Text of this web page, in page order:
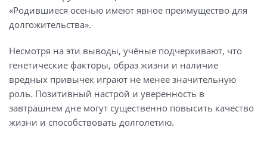
«Родившиеся осенью имеют явное преимущество для
долгожительства».
Несмотря на эти выводы, учёные подчеркивают, что
генетические факторы, образ жизни и наличие
вредных привычек играют не менее значительную
роль. Позитивный настрой и уверенность в
завтрашнем дне могут существенно повысить качество
жизни и способствовать долголетию.